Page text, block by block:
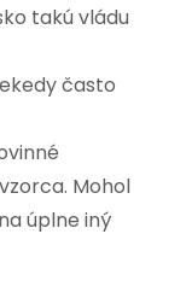
takú vládu
často
Mohol
úplne iný